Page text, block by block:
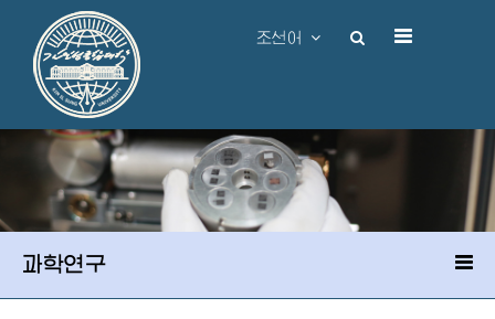
조선어
과학연구